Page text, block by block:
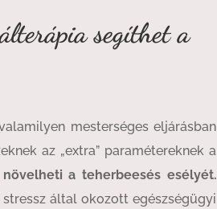
segíthet a
mesterséges eljárásban
az „extra” paramétereknek a
növelheti a teherbeesés esélyét.
által okozott egészségügyi